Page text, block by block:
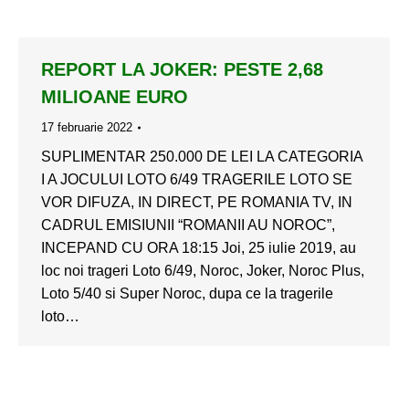
REPORT LA JOKER: PESTE 2,68
MILIOANE EURO
17 februarie 2022
SUPLIMENTAR 250.000 DE LEI LA CATEGORIA
I A JOCULUI LOTO 6/49 TRAGERILE LOTO SE
VOR DIFUZA, IN DIRECT, PE ROMANIA TV, IN
CADRUL EMISIUNII “ROMANII AU NOROC”,
INCEPAND CU ORA 18:15 Joi, 25 iulie 2019, au
loc noi trageri Loto 6/49, Noroc, Joker, Noroc Plus,
Loto 5/40 si Super Noroc, dupa ce la tragerile
loto…